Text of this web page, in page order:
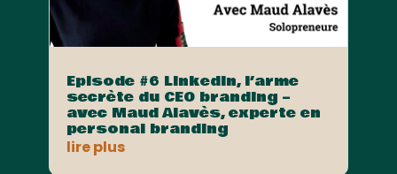
Episode #6 Linkedin, l’arme
secrète du CEO branding –
avec Maud Alavès, experte en
personal branding
lire plus